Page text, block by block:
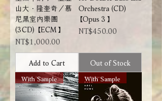
山大．隆奎奇／慕
尼黑室內樂團
(3CD) 【ECM】
Price
NT$1,000.00
Add to Cart
Orchestra (CD)
【Opus 3】
Price
NT$450.00
Out of Stock
With Sample With Sample